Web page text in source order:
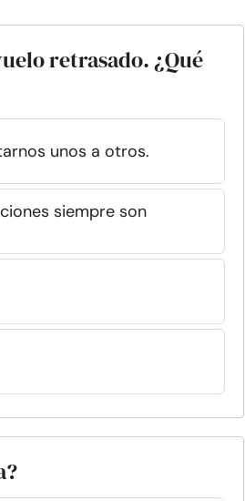
retrasado. ¿Qué
unos a otros.
siempre son